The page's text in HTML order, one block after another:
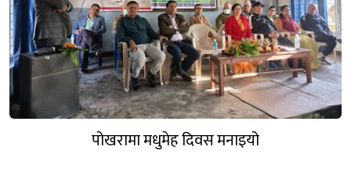
पोखरामा मधुमेह दिवस मनाइयो